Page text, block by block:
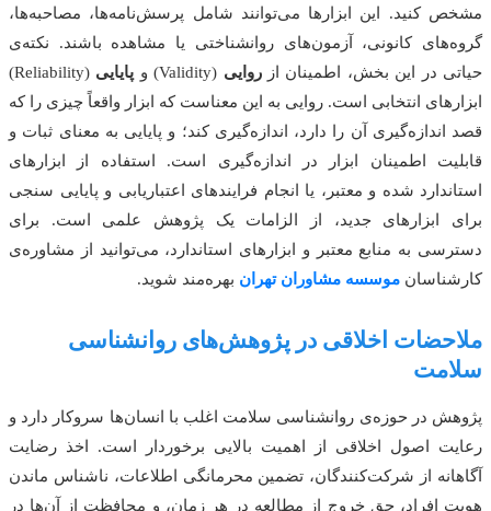
مشخص کنید. این ابزارها می‌توانند شامل پرسش‌نامه‌ها، مصاحبه‌ها،
گروه‌های کانونی، آزمون‌های روانشناختی یا مشاهده باشند. نکته‌ی
حیاتی در این بخش، اطمینان ازروایی (Validity) و پایایی
(Reliability)
ابزارهای انتخابی است. روایی به این معناست که ابزار واقعاً چیزی را که
قصد اندازه‌گیری آن را دارد، اندازه‌گیری کند؛ و پایایی به معنای ثبات و
قابلیت اطمینان ابزار در اندازه‌گیری است. استفاده از ابزارهای
استاندارد شده و معتبر، یا انجام فرایندهای اعتباریابی و پایایی سنجی
برای ابزارهای جدید، از الزامات یک پژوهش علمی است. برای
دسترسی به منابع معتبر و ابزارهای استاندارد، می‌توانید از مشاوره‌ی
کارشناسان موسسه مشاوران تهران بهره‌مند شوید.
ملاحضات اخلاقی در پژوهش‌های روانشناسی
سلامت
پژوهش در حوزه‌ی روانشناسی سلامت اغلب با انسان‌ها سروکار دارد و
رعایت اصول اخلاقی از اهمیت بالایی برخوردار است. اخذ رضایت
آگاهانه از شرکت‌کنندگان، تضمین محرمانگی اطلاعات، ناشناس ماندن
هویت افراد، حق خروج از مطالعه در هر زمان، و محافظت از آن‌ها در